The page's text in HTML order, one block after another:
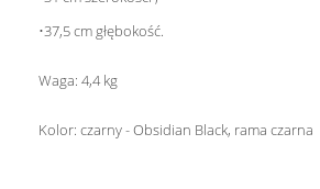
•37,5 cm głębokość.
Waga: 4,4 kg
Kolor: czarny - Obsidian Black, rama czarna